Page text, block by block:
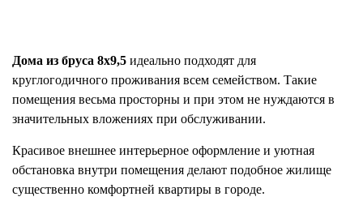
Дома из бруса 8x9,5 идеально подходят для
круглогодичного проживания всем семейством. Такие
помещения весьма просторны и при этом не нуждаются в
значительных вложениях при обслуживании.
Красивое внешнее интерьерное оформление и уютная
обстановка внутри помещения делают подобное жилище
существенно комфортней квартиры в городе.